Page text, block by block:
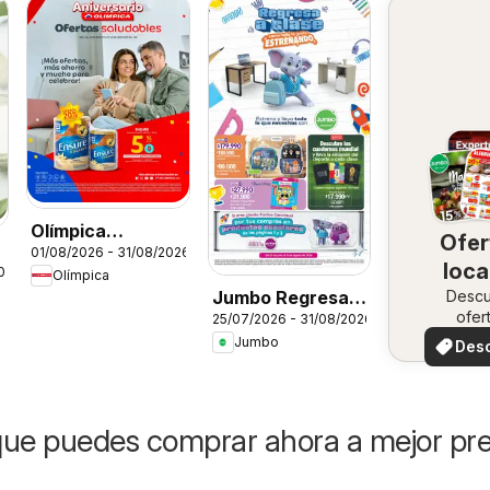
Olímpica
catálogo
01/08/2026 - 31/08/2026
Olímpica
Jumbo Regresa a
clase
25/07/2026 - 31/08/2026
Jumbo
puedes comprar ahora a mejor